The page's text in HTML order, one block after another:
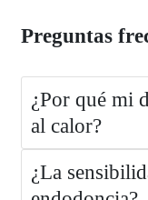
Preguntas
¿Por qué mi
al calor?
¿La